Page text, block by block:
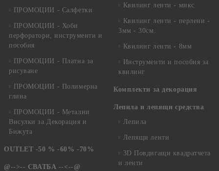
ПРОМОЦИИ - Салфетки
ПРОМОЦИИ - Хоби
перфоратори, инструменти и
пособия
ПРОМОЦИИ - Платна за
рисуване
ПРОМОЦИИ - Полимерна
глина
ПРОМОЦИИ - Метални
Висулки за Декорация и
Бижута
OUTLET -50 % -60% -70%
@-->-- СВАТБА --<--@
Квилинг ленти - микс
Квилинг ленти - перлени -
3мм - 30см.
Квилинг ленти - 8мм
Инструменти и пособия за
квилинг
Комплекти за декорация
Лепила и лепящи средства
Лепила
Лепящи ленти
3D Повдигащи квадратчета
и ленти